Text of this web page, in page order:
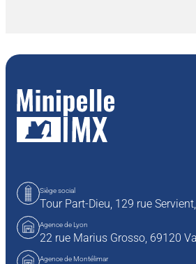
Siège social
Tour Part-Dieu, 129 rue Servient,
Agence de Lyon
22 rue Marius Grosso, 69120
Agence de Montélimar